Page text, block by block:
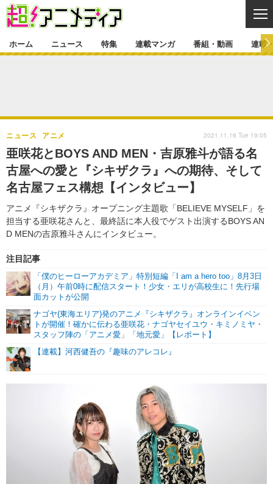
ゲーム・アプリ マンガ
グッズ イベント
声優 コスプレ
舞台 新帝スタ
特集一覧 カバー
ラキりす
連載マンガ
連載マンガ一覧 連載一覧
番組・動画
番組・動画一覧 ラジオ
動画
連載・ブログ
連載・ブログ一覧 コラム
編集部ブログ・お知らせ
ホーム ニュース 特集 連載マンガ 番組・動画 連載
亜咲花とBOYS AND MEN・吉原雅斗が語る名
古屋への愛と『シキザクラ』への期待、そして
名古屋フェス構想【インタビュー】
アニメ『シキザクラ』オープニング主題歌「BELIEVE MYSELF」を
担当する亜咲花さんと、最終話に本人役でゲスト出演するBOYS AN
D MENの吉原雅斗さんにインタビュー。
ニュース アニメ
注目記事
「僕のヒーローアカデミア」特別短編「I am a hero too」8月3日
（月）午前0時に配信スタート！少女・エリが高校生に！先行場
面カットが公開
ナゴヤ(東海エリア)発のアニメ『シキザクラ』オンラインイベン
トが開催！確かに伝わる亜咲花・ナゴヤセイユウ・キミノミヤ・
スタッフ陣の「アニメ愛」「地元愛」【レポート】
【連載】河西健吾の『趣味のアレコレ』
2021.11.16 Tue 19:05